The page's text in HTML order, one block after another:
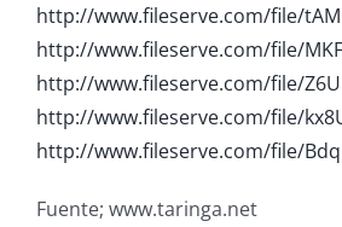
http://www.fileserve.com/file/
http://www.fileserve.com/file/
http://www.fileserve.com/file/
http://www.fileserve.com/file/
http://www.fileserve.com/file/
Fuente; www.taringa.net